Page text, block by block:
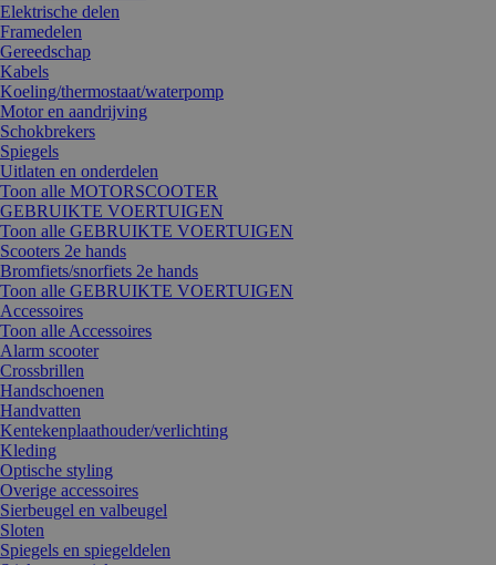
Elektrische delen
Framedelen
Gereedschap
Kabels
Koeling/thermostaat/waterpomp
Motor en aandrijving
Schokbrekers
Spiegels
Uitlaten en onderdelen
Toon alle MOTORSCOOTER
GEBRUIKTE VOERTUIGEN
Toon alle GEBRUIKTE VOERTUIGEN
Scooters 2e hands
Bromfiets/snorfiets 2e hands
Toon alle GEBRUIKTE VOERTUIGEN
Accessoires
Toon alle Accessoires
Alarm scooter
Crossbrillen
Handschoenen
Handvatten
Kentekenplaathouder/verlichting
Kleding
Optische styling
Overige accessoires
Sierbeugel en valbeugel
Sloten
Spiegels en spiegeldelen